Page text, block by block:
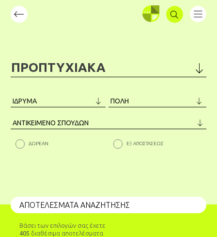
ΣΥΝΔΕΣΗ
ΠΡΟΠΤΥΧΙΑΚΑ
ΜΕΤΑΠΤΥΧΙΑΚΑ
ΠΡΟΠΤΥΧΙΑΚΑ
ΣΕΜΙΝΑΡΙΑ
ΔΩΡΕΑΝ ΕΞ ΑΠΟΣΤΑΣΕΩΣ
ΑΠΟΤΕΛΕΣΜΑΤΑ ΑΝΑΖΗΤΗΣΗΣ
Βάσει των επιλογών σας έχετε
405 διαθέσιμα αποτελέσματα